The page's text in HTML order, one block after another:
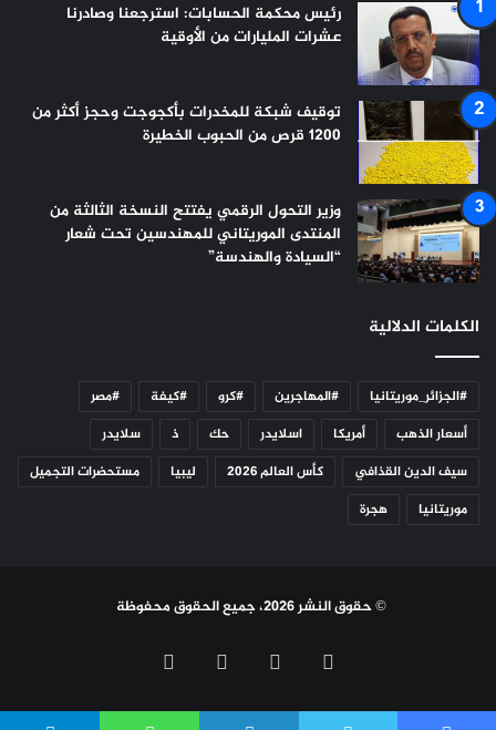
رئيس محكمة الحسابات: استرجعنا وصادرنا
عشرات المليارات من الأوقية
توقيف شبكة للمخدرات بأكجوجت وحجز أكثر من
1200 قرص من الحبوب الخطيرة
وزير التحول الرقمي يفتتح النسخة الثالثة من
المنتدى الموريتاني للمهندسين تحت شعار
“السيادة والهندسة”
الكلمات الدلالية
#الجزائر_موريتانيا #المهاجرين #كرو #كيفة
#مصر
أسعار الذهب
أمريكا اسلايدر حك ذ
سلايدر
سيف الدين القذافي
كأس العالم 2026 ليبيا
مستحضرات التجميل
موريتانيا
هجرة
© حقوق النشر 2026، جميع الحقوق محفوظة
فيسبوك يوتيوب